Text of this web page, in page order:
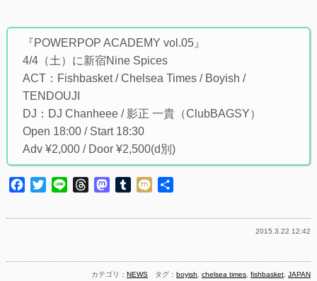
『POWERPOP ACADEMY vol.05』
4/4（土）に新宿Nine Spices
ACT：Fishbasket / Chelsea Times / Boyish /
TENDOUJI
DJ：DJ Chanheee / 影正 一貴（ClubBAGSY）
Open 18:00 / Start 18:30
Adv ¥2,000 / Door ¥2,500(d別)
Facebook
TwitterLine ThreadsMastodon
Tumblr
Mixi
2015.3.22 12:42
カテゴリ：NEWS タグ：boyish ,chelsea times ,fishbasket ,JAPAN